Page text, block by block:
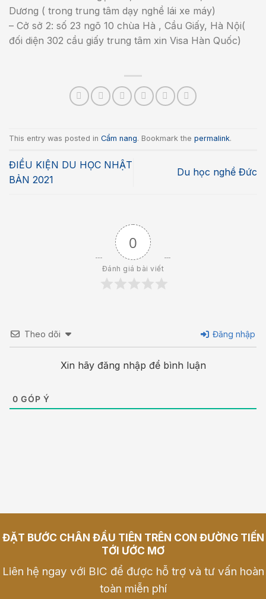
Dương ( trong trung tâm dạy nghề lái xe máy)
– Cở sở 2: số 23 ngõ 10 chùa Hà , Cầu Giấy, Hà Nội(
đối diện 302 cầu giấy trung tâm xin Visa Hàn Quốc)
This entry was posted in Cẩm nang. Bookmark the permalink.
ĐIỀU KIỆN DU HỌC NHẬT
BẢN 2021
Du học nghề Đức
0
Đánh giá bài viết
Theo dõi Đăng nhập
Xin hãy đăng nhập để bình luận
0 GÓP Ý
ĐẶT BƯỚC CHÂN ĐẦU TIÊN TRÊN CON ĐƯỜNG TIẾN
TỚI ƯỚC MƠ
Liên hệ ngay với BIC để được hỗ trợ và tư vấn hoàn
toàn miễn phí